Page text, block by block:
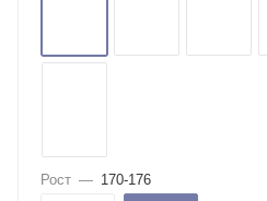
Рост — 170-176